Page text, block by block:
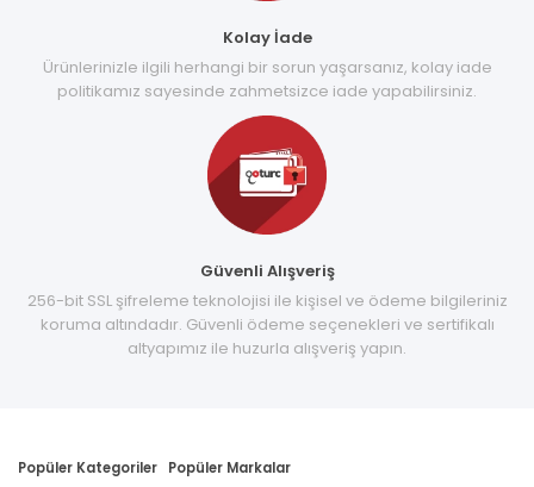
Kolay İade
Ürünlerinizle ilgili herhangi bir sorun yaşarsanız, kolay iade
politikamız sayesinde zahmetsizce iade yapabilirsiniz.
Güvenli Alışveriş
256-bit SSL şifreleme teknolojisi ile kişisel ve ödeme bilgileriniz
koruma altındadır. Güvenli ödeme seçenekleri ve sertifikalı
altyapımız ile huzurla alışveriş yapın.
Popüler Kategoriler Popüler Markalar